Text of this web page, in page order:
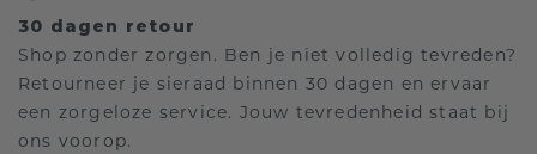
30 dagen retour
Shop zonder zorgen. Ben je niet volledig tevreden?
Retourneer je sieraad binnen 30 dagen en ervaar
een zorgeloze service. Jouw tevredenheid staat bij
ons voorop.